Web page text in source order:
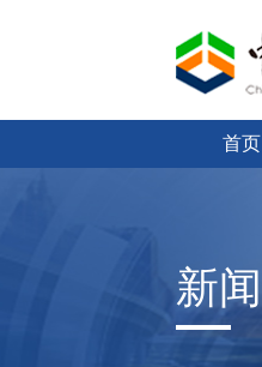
首页
新闻